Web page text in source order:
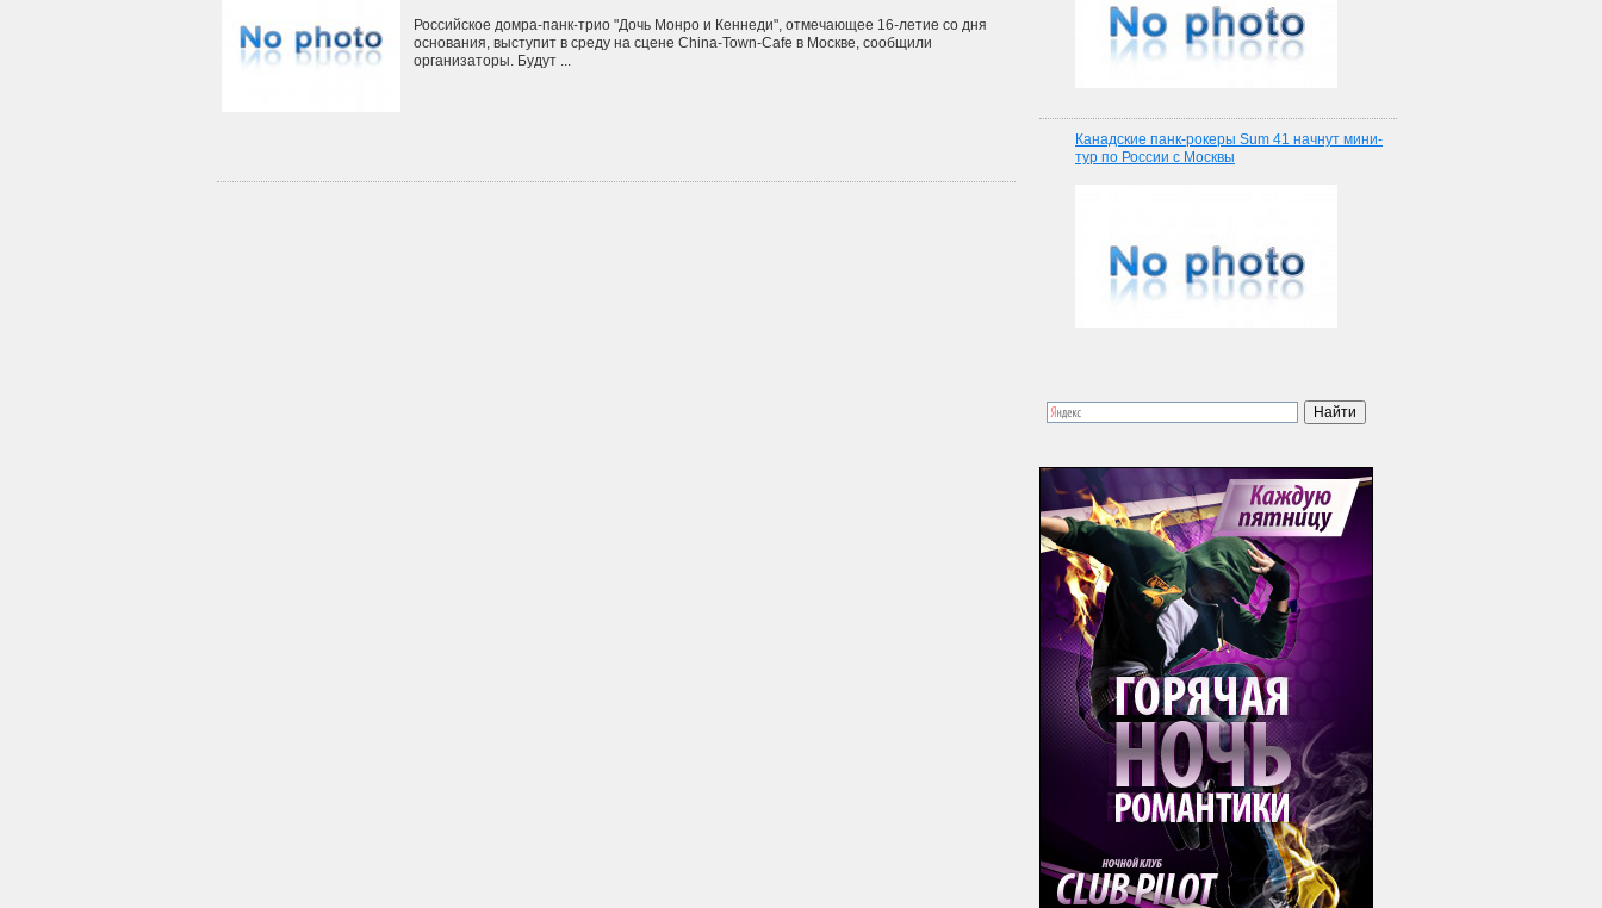
Российское домра-панк-трио "Дочь Монро и Кеннеди", отмечающее 16-летие со дня
основания, выступит в среду на сцене China-Town-Cafe в Москве, сообщили
организаторы. Будут ...
Канадские панк-рокеры Sum 41 начнут мини-
тур по России с Москвы